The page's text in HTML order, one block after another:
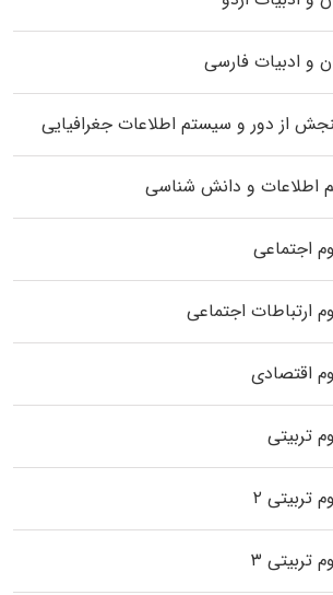
و ادبیات فارسی
از دور و سیستم اطلاعات جغرافیایی
اطلاعات و دانش شناسی
اجتماعی
ارتباطات اجتماعی
اقتصادی
تربیتی
تربیتی ۲
تربیتی ۳